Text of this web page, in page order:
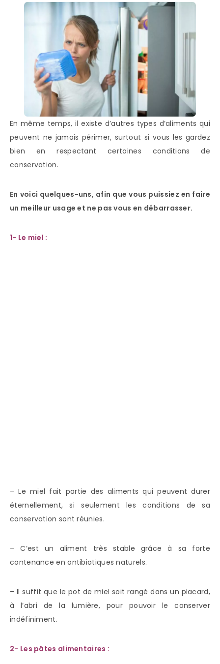
En même temps, il existe d’autres types d’aliments qui
peuvent ne jamais périmer, surtout si vous les gardez
bien en respectant certaines conditions de
conservation.
En voici quelques-uns, afin que vous puissiez en faire
un meilleur usage et ne pas vous en débarrasser.
1- Le miel :
– Le miel fait partie des aliments qui peuvent durer
éternellement, si seulement les conditions de sa
conservation sont réunies.
– C’est un aliment très stable grâce à sa forte
contenance en antibiotiques naturels.
– Il suffit que le pot de miel soit rangé dans un placard,
à l’abri de la lumière, pour pouvoir le conserver
indéfiniment.
2- Les pâtes alimentaires :